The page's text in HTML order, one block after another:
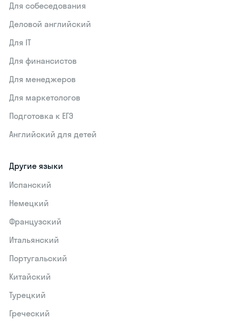
Для собеседования
Деловой английский
Для IT
Для финансистов
Для менеджеров
Для маркетологов
Подготовка к ЕГЭ
Английский для детей
Другие языки
Испанский
Немецкий
Французский
Итальянский
Португальский
Китайский
Турецкий
Греческий